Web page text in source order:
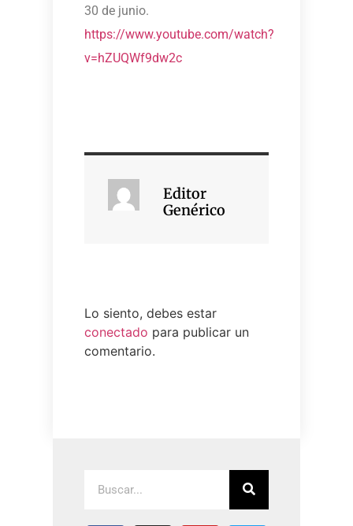
30 de junio.
https://www.youtube.com/watch?
v=hZUQWf9dw2c
Editor
Genérico
Lo siento, debes estar
conectado para publicar un
comentario.